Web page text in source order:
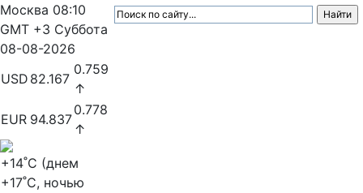
Москва 08:10
GMT +3 Суббота
08-08-2026
USD 82.167
0.759
↑
EUR 94.837
0.778
↑
+14˚C (днем
+17˚C, ночью